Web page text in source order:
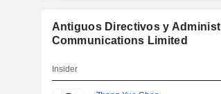
Antiguos Directivos y
Communications Limited
Insider